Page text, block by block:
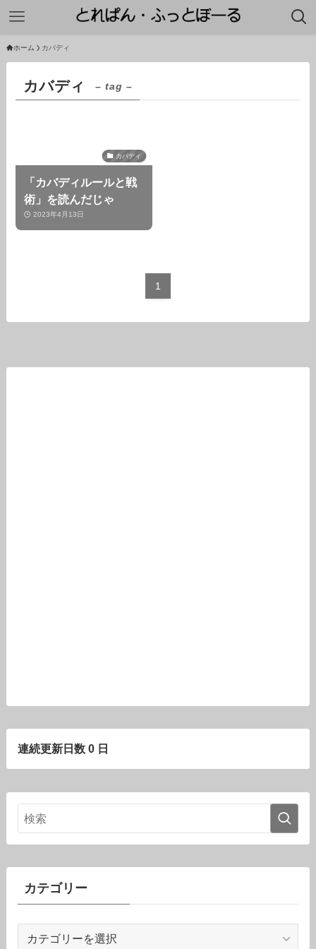
ホーム カバディ
カバディ – tag –
カバディ
「カバディルールと戦
術」を読んだじゃ
2023年4月13日
1
連続更新日数 0 日
カテゴリー